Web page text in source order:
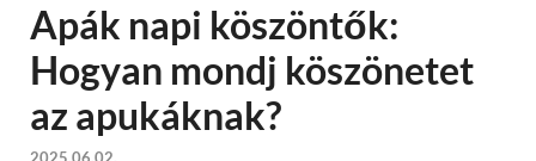
Apák napi köszöntők:
Hogyan mondj köszönetet
az apukáknak?